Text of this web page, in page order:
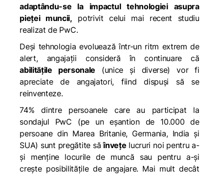
adaptându-se la impactul tehnologiei asupra
pieţei muncii, potrivit celui mai recent studiu
realizat de PwC.
Deși tehnologia evoluează într-un ritm extrem de
alert, angajații consideră în continuare că
abilitățile personale (unice și diverse) vor fi
apreciate de angajatori, fiind dispuși să se
reinventeze.
74% dintre persoanele care au participat la
sondajul PwC (pe un eșantion de 10.000 de
persoane din Marea Britanie, Germania, India și
SUA) sunt pregătite săînvețe lucruri noi pentru a-
și menține locurile de muncă sau pentru a-și
crește posibilitățile de angajare. Mai mult decât